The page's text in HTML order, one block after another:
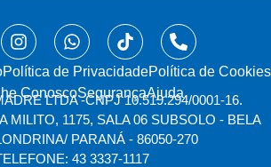
Política de PrivacidadePolítica de Cookies
ConoscoSegurançaAjuda
LTDA -CNPJ 10.519.294/0001-16.
MILITO, 1175, SALA 06 SUBSOLO - BELA
PARANÁ - 86050-270
43 3337-1117